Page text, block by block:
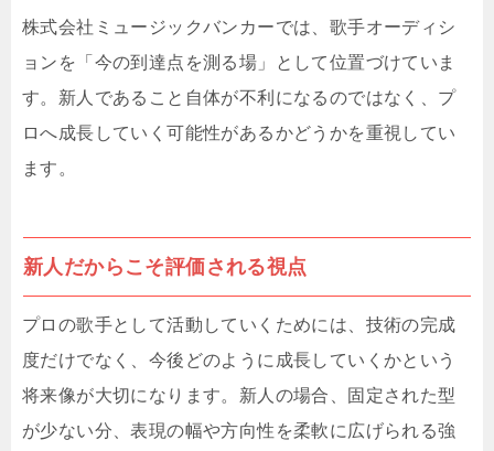
株式会社ミュージックバンカーでは、歌手オーディシ
ョンを「今の到達点を測る場」として位置づけていま
す。新人であること自体が不利になるのではなく、プ
ロへ成長していく可能性があるかどうかを重視してい
ます。
新人だからこそ評価される視点
プロの歌手として活動していくためには、技術の完成
度だけでなく、今後どのように成長していくかという
将来像が大切になります。新人の場合、固定された型
が少ない分、表現の幅や方向性を柔軟に広げられる強